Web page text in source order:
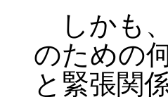
しかも
のための
と緊張関